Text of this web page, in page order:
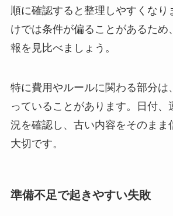
順に確認すると整理しやすくなり
けでは条件が偏ることがあるため
報を見比べましょう。
特に費用やルールに関わる部分は
っていることがあります。日付、
況を確認し、古い内容をそのまま
大切です。
準備不足で起きやすい失敗